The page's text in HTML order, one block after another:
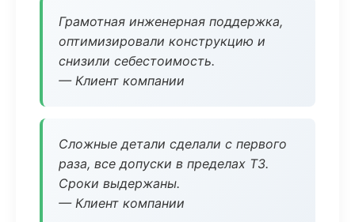
Грамотная инженерная поддержка,
оптимизировали конструкцию и
снизили себестоимость.
— Клиент компании
Сложные детали сделали с первого
раза, все допуски в пределах ТЗ.
Сроки выдержаны.
— Клиент компании